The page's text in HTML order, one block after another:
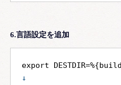
6.言語設定を追加
↓